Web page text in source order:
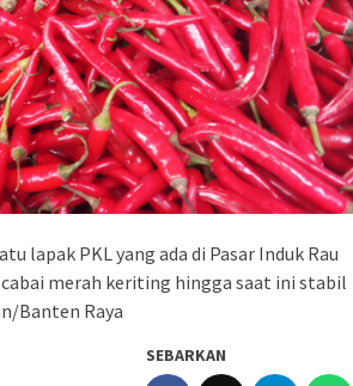
lapak PKL yang ada di Pasar Induk Rau
cabai merah keriting hingga saat ini stabil
Banten Raya
SEBARKAN